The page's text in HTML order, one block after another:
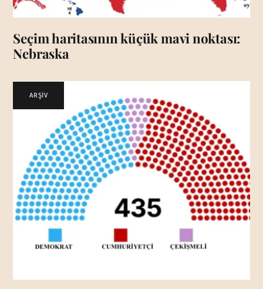
Seçim haritasının küçük mavi noktası:
Nebraska
ARŞİV